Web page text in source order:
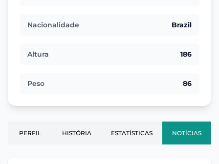
Nacionalidade Brazil
Altura 186
Peso 86
PERFIL HISTÓRIA ESTATÍSTICAS NOTÍCIAS